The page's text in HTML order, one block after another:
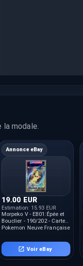
modale.
Annonce eBay
19.00 EUR
Estimation: 15.93 EUR
Morpeko V - EB01:Épée et
Bouclier - 190/202 - Carte
Pokemon Neuve Française
Voir eBay